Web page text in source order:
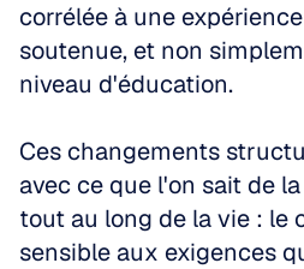
corrélée à une
soutenue, et non
niveau d'éducation.
Ces changements
avec ce que l'on sait de la
tout au long de la vie : le
sensible aux exigences